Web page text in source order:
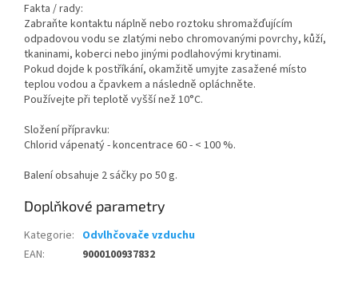
Fakta / rady:
Zabraňte kontaktu náplně nebo roztoku shromažďují­cím
odpadovou vodu se zlatými nebo chromovanými povrchy, kůží,
tkaninami, koberci nebo jinými podlahový­mi krytinami.
Pokud dojde k postříkání, okamžitě umyj­te zasažené místo
teplou vodou a čpavkem a následně opláchněte.
Používejte při teplotě vyšší než 10°C.
Složení přípravku:
Chlorid vápenatý - koncentrace 60 - < 100 %.
Balení obsahuje 2 sáčky po 50 g.
Doplňkové parametry
Kategorie: Odvlhčovače vzduchu
EAN: 9000100937832